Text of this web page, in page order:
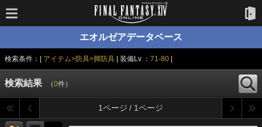
エオルゼアデータベース
検索条件：| アイテム>防具>脚防具 | 装備Lv ： 71-80|
検索結果 （0件）
1ページ / 1ページ